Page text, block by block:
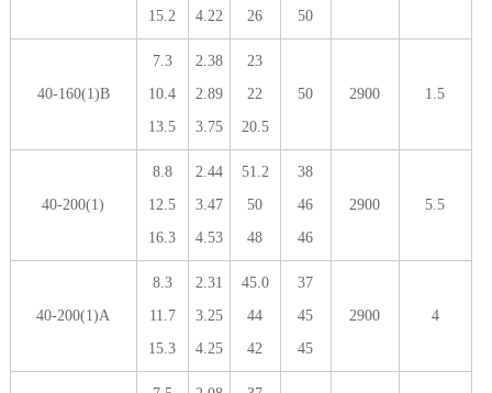
15.2
4.22
26
50
40-160(1)B
7.3
10.4
13.5
2.38
2.89
3.75
23
22
20.5
50 2900 1.5
40-200(1)
8.8
12.5
16.3
2.44
3.47
4.53
51.2
50
48
38
46
46
2900 5.5
40-200(1)A
8.3
11.7
15.3
2.31
3.25
4.25
45.0
44
42
37
45
45
2900 4